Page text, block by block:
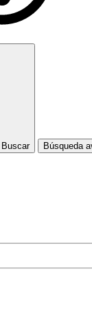
Buscar Búsqueda